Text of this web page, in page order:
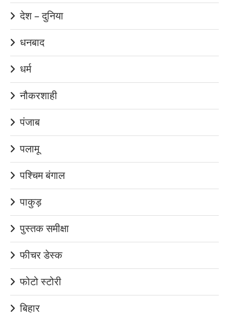
देश – दुनिया
धनबाद
धर्म
नौकरशाही
पंजाब
पलामू
पश्चिम बंगाल
पाकुड़
पुस्तक समीक्षा
फीचर डेस्क
फोटो स्टोरी
बिहार